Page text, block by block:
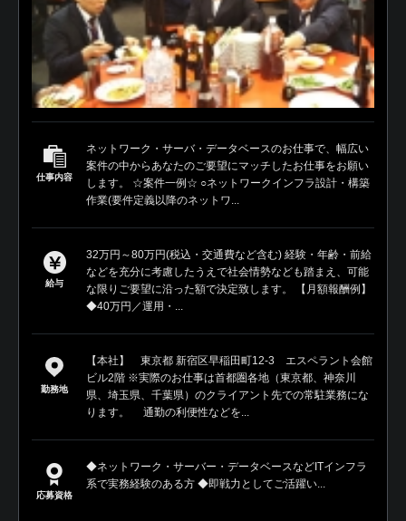
仕事内容
ネットワーク・サーバ・データベースのお仕事で、幅広い
案件の中からあなたのご要望にマッチしたお仕事をお願い
します。 ☆案件一例☆ ○ネットワークインフラ設計・構築
作業(要件定義以降のネットワ...
給与
32万円～80万円(税込・交通費など含む) 経験・年齢・前給
などを充分に考慮したうえで社会情勢なども踏まえ、可能
な限りご要望に沿った額で決定致します。 【月額報酬例】
◆40万円／運用・...
勤務地
【本社】 東京都 新宿区早稲田町12-3 エスペラント会館
ビル2階 ※実際のお仕事は首都圏各地（東京都、神奈川
県、埼玉県、千葉県）のクライアント先での常駐業務にな
ります。 通勤の利便性などを...
応募資格
◆ネットワーク・サーバー・データベースなどITインフラ
系で実務経験のある方 ◆即戦力としてご活躍い...